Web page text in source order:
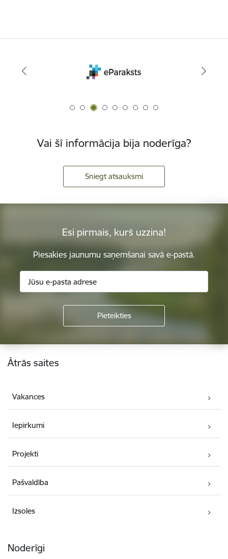
Vai šī informācija bija noderīga?
Sniegt atsauksmi
Esi pirmais, kurš uzzina!
Piesakies jaunumu saņemšanai savā e-pastā.
Kājene
Ātrās saites
Vakances
Iepirkumi
Projekti
Pašvaldība
Izsoles
Noderīgi